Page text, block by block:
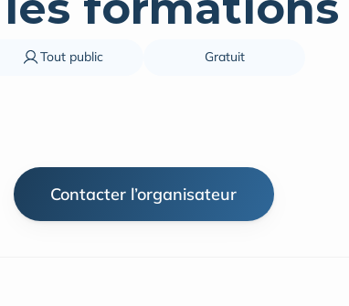
Tout public Gratuit
Contacter l’organisateur